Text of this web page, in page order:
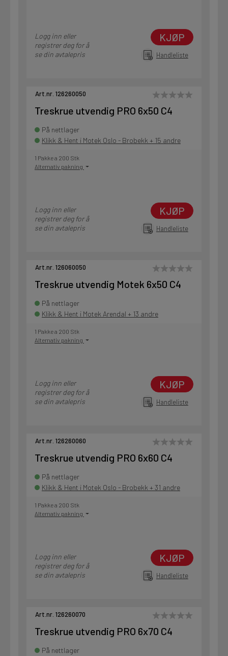
Logg inn eller
registrer deg for å
se din avtalepris
KJØP
Handleliste
Art.nr. 126260050
Treskrue utvendig PRO 6x50 C4
På nettlager
Klikk & Hent i Motek Oslo - Brobekk + 15 andre
1 Pakke a 200 Stk
Alternativ pakning
Logg inn eller
registrer deg for å
se din avtalepris
KJØP
Handleliste
Art.nr. 126060050
Treskrue utvendig Motek 6x50 C4
På nettlager
Klikk & Hent i Motek Arendal + 13 andre
1 Pakke a 200 Stk
Alternativ pakning
Logg inn eller
registrer deg for å
se din avtalepris
KJØP
Handleliste
Art.nr. 126260060
Treskrue utvendig PRO 6x60 C4
På nettlager
Klikk & Hent i Motek Oslo - Brobekk + 31 andre
1 Pakke a 200 Stk
Alternativ pakning
Logg inn eller
registrer deg for å
se din avtalepris
KJØP
Handleliste
Art.nr. 126260070
Treskrue utvendig PRO 6x70 C4
På nettlager